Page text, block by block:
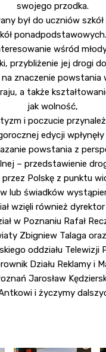
swojego przodka.
był do uczniów
wśród
przybliżenie jej drogi
znaczenie powstania
a także
jak wolność,
i poczucie
edycji
powstania z
– przedstawienie
przez Polskę z punktu
lub świadków
wzięli również
w Poznaniu Rafał
Zbigniew Talaga
oddziału Telewizji
Działu Reklamy i
Jarosław
i życzymy